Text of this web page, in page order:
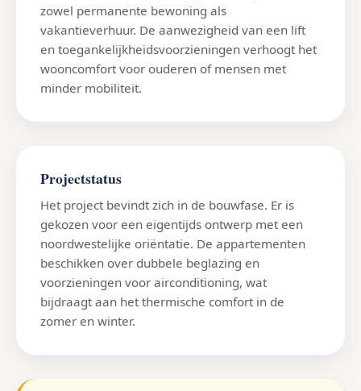
zowel permanente bewoning als
vakantieverhuur. De aanwezigheid van een lift
en toegankelijkheidsvoorzieningen verhoogt het
wooncomfort voor ouderen of mensen met
minder mobiliteit.
Projectstatus
Het project bevindt zich in de bouwfase. Er is
gekozen voor een eigentijds ontwerp met een
noordwestelijke oriëntatie. De appartementen
beschikken over dubbele beglazing en
voorzieningen voor airconditioning, wat
bijdraagt aan het thermische comfort in de
zomer en winter.